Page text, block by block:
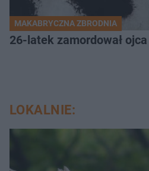
MAKABRYCZNA ZBRODNIA
26-latek zamordował
LOKALNIE: